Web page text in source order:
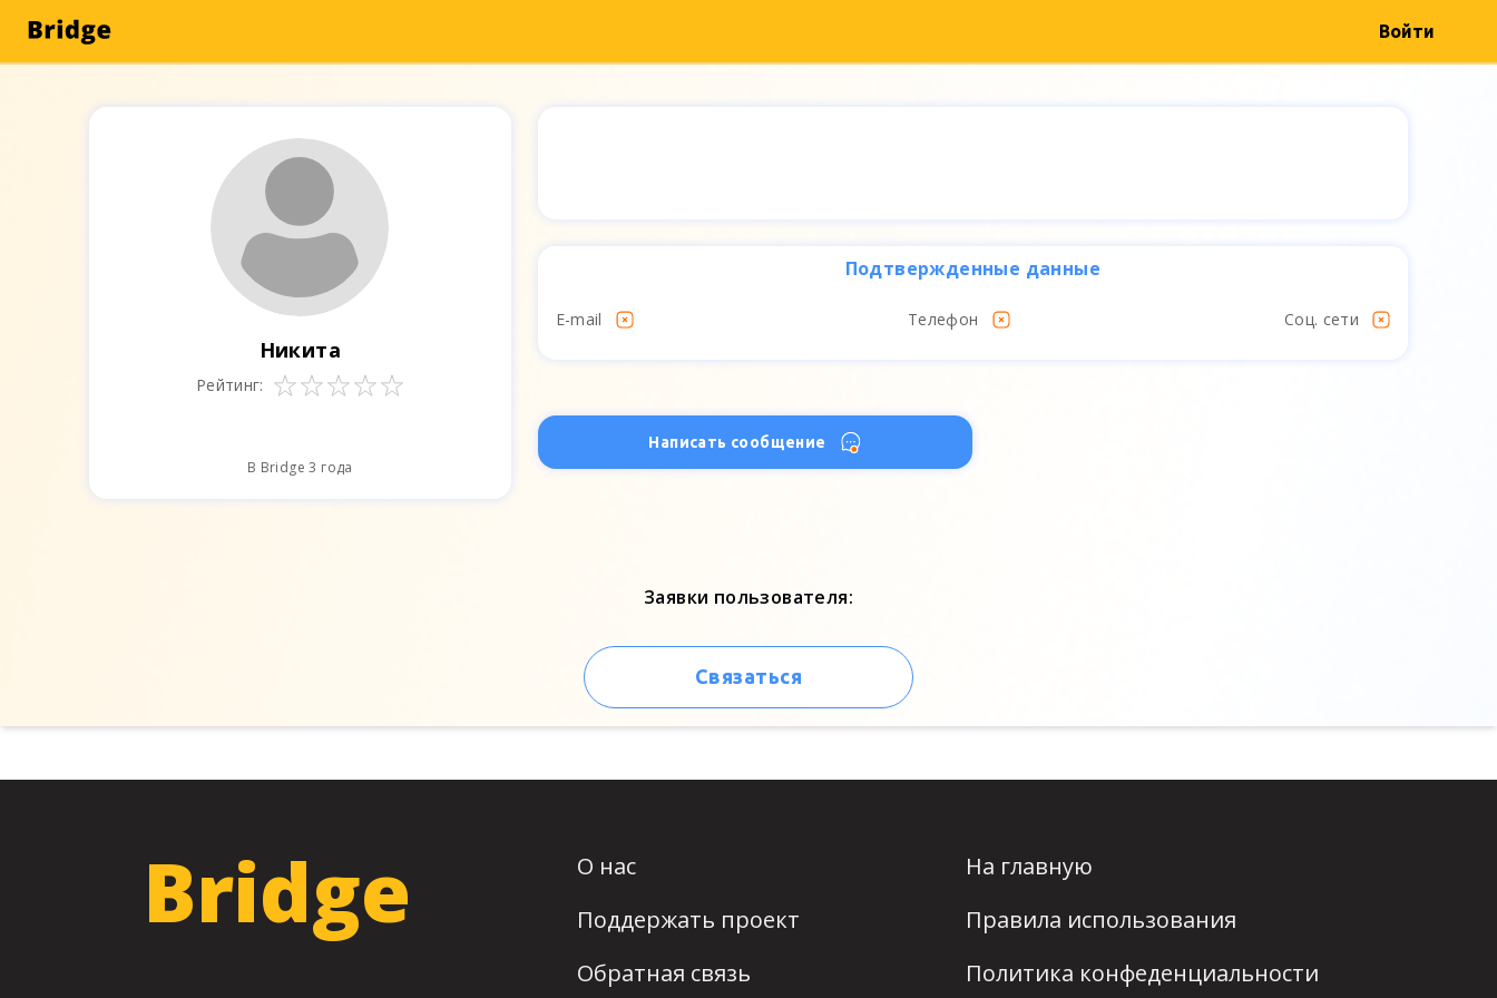
Войти
Никита
Рейтинг:
В Bridge 3 года
Подтвержденные данные
E-mail Телефон Соц. сети
Написать сообщение
Заявки пользователя:
Связаться
Bridge
О нас
Поддержать проект
Обратная связь
На главную
Правила использования
Политика конфеденциальности